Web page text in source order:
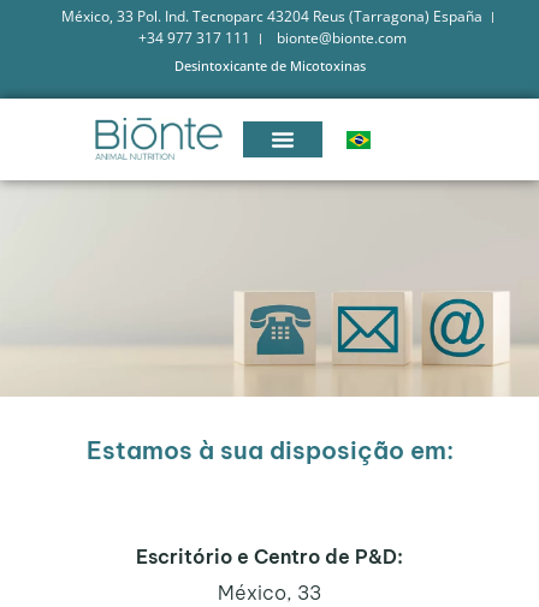
México, 33 Pol. Ind. Tecnoparc 43204 Reus (Tarragona) España
+34 977 317 111
bionte@bionte.com
Desintoxicante de Micotoxinas
Estamos à sua disposição em:
Escritório e Centro de P&D:
México, 33